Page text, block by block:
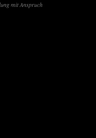
mit Anspruch